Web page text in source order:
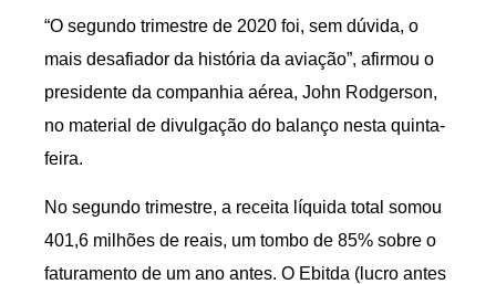
“O segundo trimestre de 2020 foi, sem dúvida, o
mais desafiador da história da aviação”, afirmou o
presidente da companhia aérea, John Rodgerson,
no material de divulgação do balanço nesta quinta-
feira.
No segundo trimestre, a receita líquida total somou
401,6 milhões de reais, um tombo de 85% sobre o
faturamento de um ano antes. O Ebitda (lucro antes